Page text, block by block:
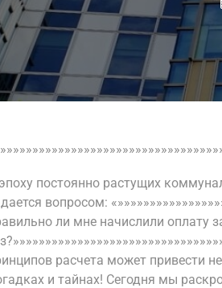
постоянно растущих
вопросом:
ли мне начислили оплату
расчета может привести
и тайнах! Сегодня мы